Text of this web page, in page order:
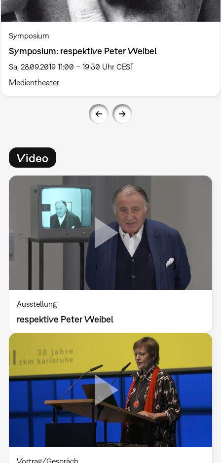
Symposium
Symposium: respektive Peter Weibel
Sa, 28.09.2019 11:00 – 19:30 Uhr CEST
Medientheater
Video
Ausstellung
respektive Peter Weibel
Vortrag/Gespräch